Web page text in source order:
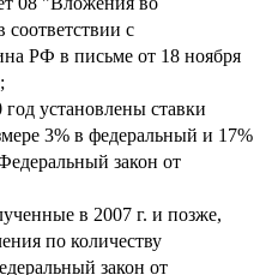
с
РФ в письме от 18 ноября
установлены ставки
3% в федеральный и 17%
закон от
в 2007 г. и позже,
по количеству
закон от